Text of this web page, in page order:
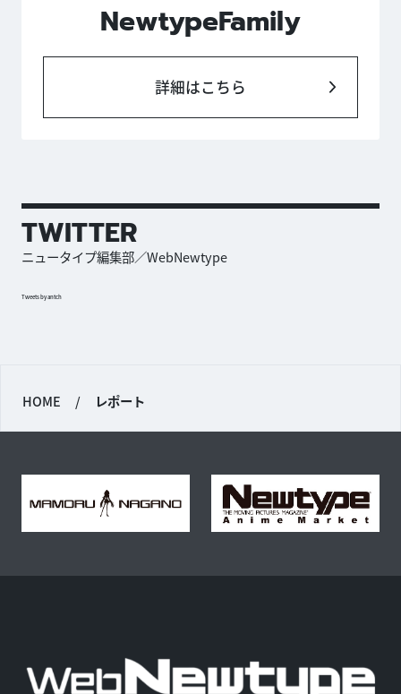
NewtypeFamily
詳細はこちら
TWITTER
ニュータイプ編集部／WebNewtype
Tweets by antch
HOME / レポート